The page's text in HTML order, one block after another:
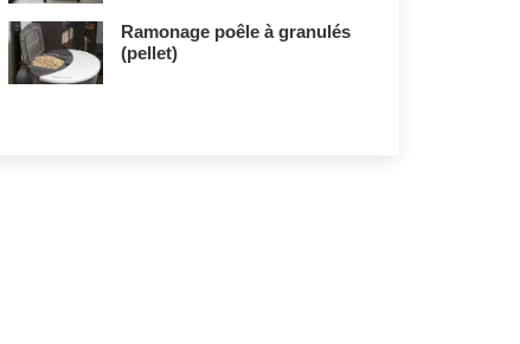
Ramonage poêle à granulés
(pellet)